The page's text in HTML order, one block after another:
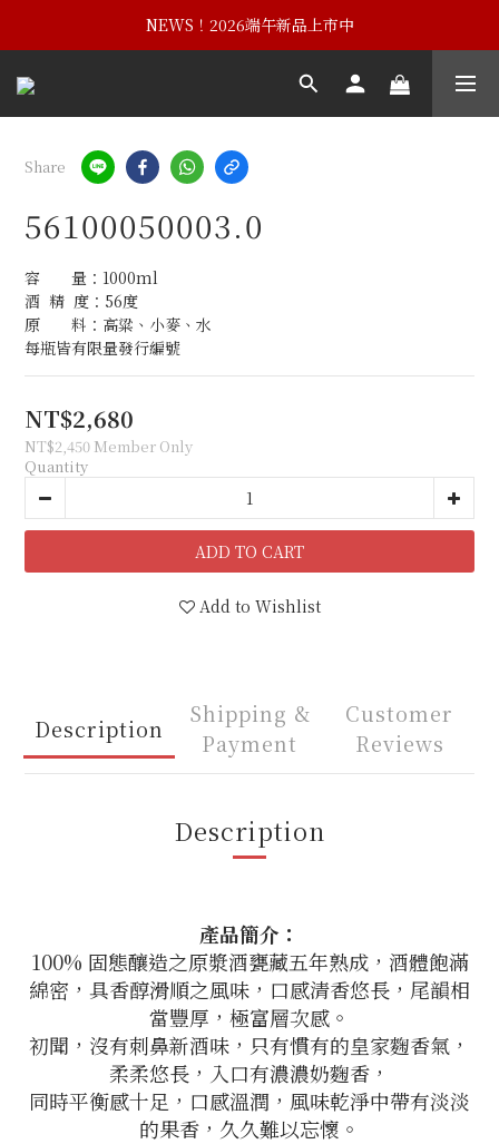
NEWS！黃埔建校102週年紀念酒
NEWS！2026端午新品上市中
NEWS！黃埔建校102週年紀念酒
Share
56100050003.0
容　　量：1000ml
酒  精  度：56度
原　　料：高粱、小麥、水
每瓶皆有限量發行編號
NT$2,680
NT$2,450 Member Only
Quantity
ADD TO CART
Add to Wishlist
Description
Shipping &
Payment
Customer
Reviews
Description
產品簡介：
100% 固態釀造之原漿酒甕藏五年熟成，酒體飽滿
綿密，具香醇滑順之風味，口感清香悠長，尾韻相
當豐厚，極富層次感。
初聞，沒有刺鼻新酒味，只有慣有的皇家麴香氣，
柔柔悠長，入口有濃濃奶麴香，
同時平衡感十足，口感溫潤，風味乾淨中帶有淡淡
的果香，久久難以忘懷。